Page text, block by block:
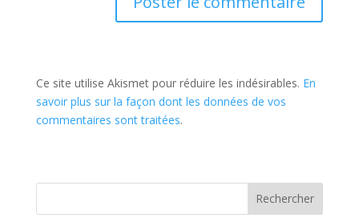
Ce site utilise Akismet pour réduire les indésirables. En
savoir plus sur la façon dont les données de vos
commentaires sont traitées.
Rechercher